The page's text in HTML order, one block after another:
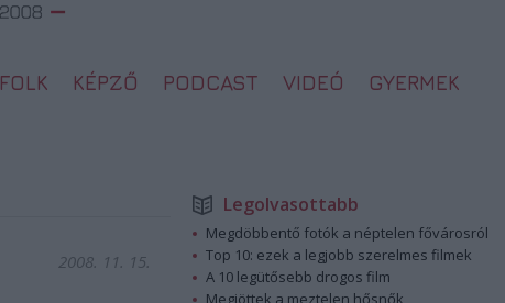
FOLK KÉPZŐ PODCAST VIDEÓ GYERMEK
2008. 11. 15.
Legolvasottabb
Megdöbbentő fotók a néptelen fővárosról
Top 10: ezek a legjobb szerelmes filmek
A 10 legütősebb drogos film
Megjöttek a meztelen hősnők